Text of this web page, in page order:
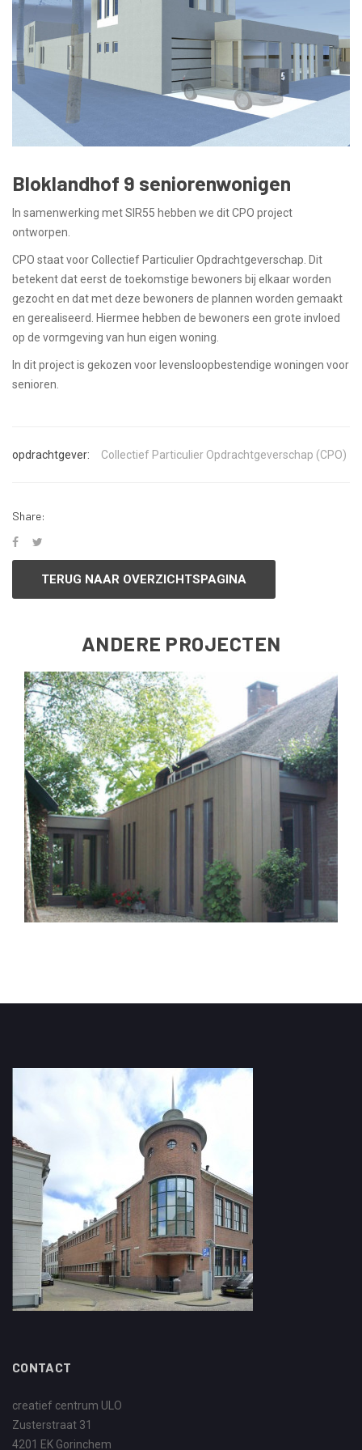
Bloklandhof 9 seniorenwonigen
In samenwerking met SIR55 hebben we dit CPO project
ontworpen.
CPO staat voor Collectief Particulier Opdrachtgeverschap. Dit
betekent dat eerst de toekomstige bewoners bij elkaar worden
gezocht en dat met deze bewoners de plannen worden gemaakt
en gerealiseerd. Hiermee hebben de bewoners een grote invloed
op de vormgeving van hun eigen woning.
In dit project is gekozen voor levensloopbestendige woningen voor
senioren.
opdrachtgever: Collectief Particulier Opdrachtgeverschap (CPO)
Share:
TERUG NAAR OVERZICHTSPAGINA
ANDERE PROJECTEN
CONTACT
creatief centrum ULO
Zusterstraat 31
4201 EK Gorinchem